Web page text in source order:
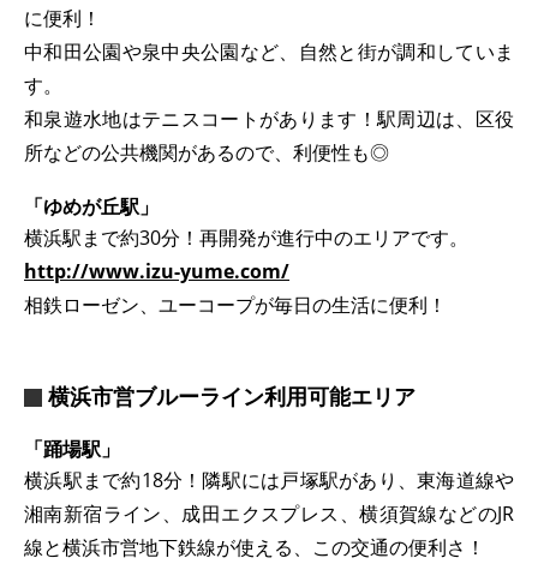
に便利！
中和田公園や泉中央公園など、自然と街が調和していま
す。
和泉遊水地はテニスコートがあります！駅周辺は、区役
所などの公共機関があるので、利便性も◎
「ゆめが丘駅」
横浜駅まで約30分！再開発が進行中のエリアです。
http://www.izu-yume.com/
相鉄ローゼン、ユーコープが毎日の生活に便利！
横浜市営ブルーライン利用可能エリア
「踊場駅」
横浜駅まで約18分！隣駅には戸塚駅があり、東海道線や
湘南新宿ライン、成田エクスプレス、横須賀線などのJR
線と横浜市営地下鉄線が使える、この交通の便利さ！